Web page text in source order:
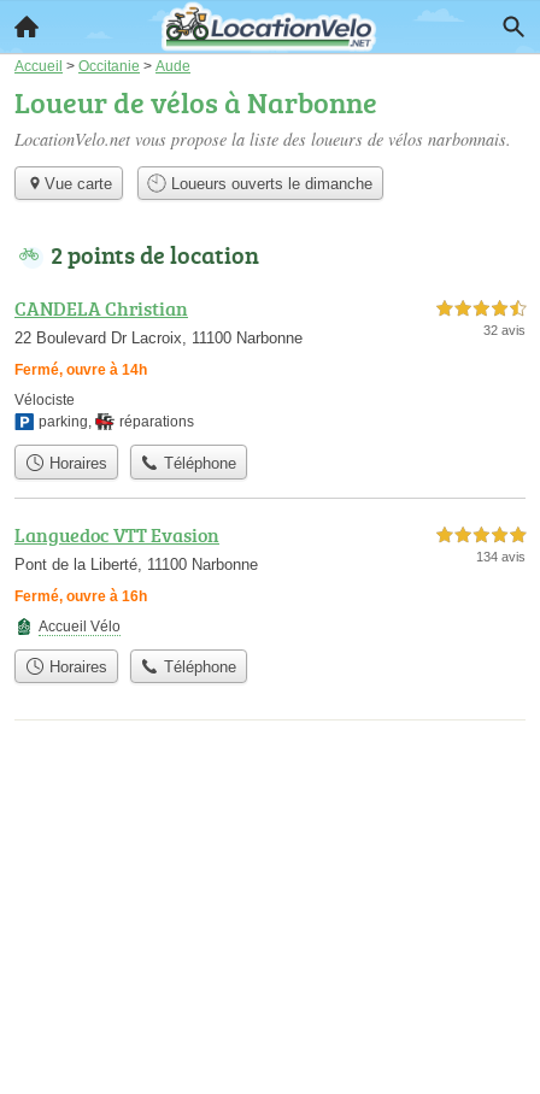
Accueil > Occitanie > Aude
Loueur de vélos à Narbonne
LocationVelo.net vous propose la liste des loueurs de vélos narbonnais.
Vue carte Loueurs ouverts le dimanche
2 points de location
CANDELA Christian
22 Boulevard Dr Lacroix, 11100 Narbonne
Fermé, ouvre à 14h
4,5 étoiles sur 5
32 avis
Vélociste
parking, réparations
Horaires Téléphone
Languedoc VTT Evasion
Pont de la Liberté, 11100 Narbonne
Fermé, ouvre à 16h
5,0 étoiles sur 5
134 avis
Accueil Vélo
Horaires Téléphone